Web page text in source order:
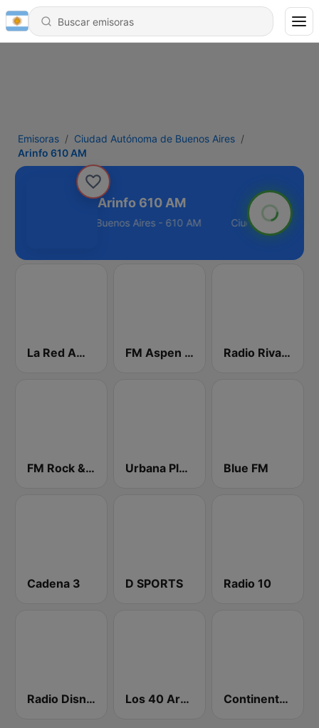
Emisoras
Ciudad Autónoma de Buenos Aires
Arinfo 610 AM
Arinfo 610 AM
Autónoma de Buenos Aires - 610 AM
La Red AM 910 FM Aspen 102.3 Radio Rivadavia 630 AM
FM Rock & Pop Urbana Play 104.3 FM Blue FM
Cadena 3 D SPORTS Radio 10
Radio Disney Latinoamérica Los 40 Argentina Continental 590 AM